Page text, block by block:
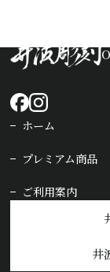
ホーム
プレミアム商品
ご利用案内
井